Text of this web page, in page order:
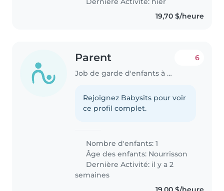
19,70 $/heure
Parent
Job de garde d'enfants à Calgary
6
Rejoignez Babysits pour voir
ce profil complet.
Nombre d'enfants: 1
Âge des enfants: Nourrisson
Dernière Activité: il y a 2
semaines